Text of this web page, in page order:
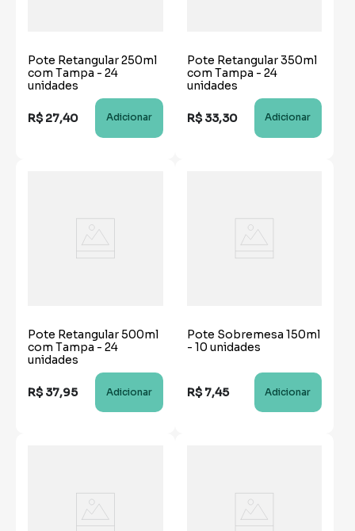
Pote Retangular 250ml
com Tampa - 24
unidades
R$ 27,40 Adicionar
Pote Retangular 350ml
com Tampa - 24
unidades
R$ 33,30 Adicionar
Pote Retangular 500ml
com Tampa - 24
unidades
R$ 37,95 Adicionar
Pote Sobremesa 150ml
- 10 unidades
R$ 7,45 Adicionar